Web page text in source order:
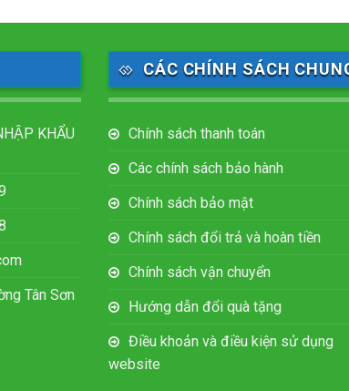
KHẨU
Tân Sơn
CÁC CHÍNH SÁCH
Chính sách thanh toán
Các chính sách bảo hành
Chính sách bảo mật
Chính sách đổi trả và hoàn tiền
Chính sách vận chuyển
Hướng dẫn đổi quà tặng
Điều khoản và điều kiện sử dụng
website